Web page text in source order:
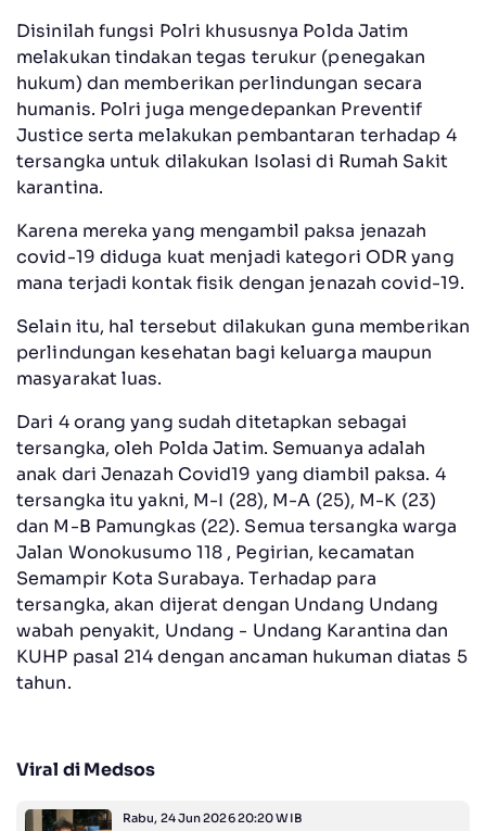
Disinilah fungsi Polri khususnya Polda Jatim
melakukan tindakan tegas terukur (penegakan
hukum) dan memberikan perlindungan secara
humanis. Polri juga mengedepankan Preventif
Justice serta melakukan pembantaran terhadap 4
tersangka untuk dilakukan Isolasi di Rumah Sakit
karantina.
Karena mereka yang mengambil paksa jenazah
covid-19 diduga kuat menjadi kategori ODR yang
mana terjadi kontak fisik dengan jenazah covid-19.
Selain itu, hal tersebut dilakukan guna memberikan
perlindungan kesehatan bagi keluarga maupun
masyarakat luas.
Dari 4 orang yang sudah ditetapkan sebagai
tersangka, oleh Polda Jatim. Semuanya adalah
anak dari Jenazah Covid19 yang diambil paksa. 4
tersangka itu yakni, M-I (28), M-A (25), M-K (23)
dan M-B Pamungkas (22). Semua tersangka warga
Jalan Wonokusumo 118 , Pegirian, kecamatan
Semampir Kota Surabaya. Terhadap para
tersangka, akan dijerat dengan Undang Undang
wabah penyakit, Undang - Undang Karantina dan
KUHP pasal 214 dengan ancaman hukuman diatas 5
tahun.
Viral di Medsos
Rabu, 24 Jun 2026 20:20 WIB